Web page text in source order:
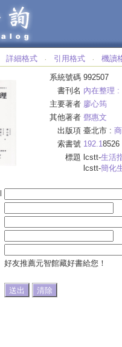
詳細格式 ‧ 引用格式 ‧ 機讀
系統號碼 992507
書刊名 內在整理 :
主要著者 廖心筠
其他著者 鄧惠文
出版項 臺北市 :
索書號 192.18526
標題 lcstt-生活
lcstt-簡化
好友推薦元智館藏好書給您！